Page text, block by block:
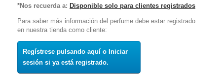
*Nos recuerda a: Disponible solo para clientes registrados
Para saber más información del perfume debe estar registrado
en nuestra tienda como cliente:
Regístrese pulsando aquí o Iniciar
sesión si ya está registrado.